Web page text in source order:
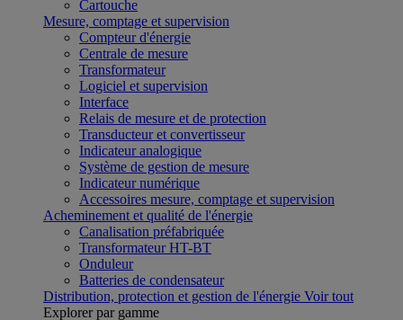
Cartouche
Mesure, comptage et supervision
Compteur d'énergie
Centrale de mesure
Transformateur
Logiciel et supervision
Interface
Relais de mesure et de protection
Transducteur et convertisseur
Indicateur analogique
Système de gestion de mesure
Indicateur numérique
Accessoires mesure, comptage et supervision
Acheminement et qualité de l'énergie
Canalisation préfabriquée
Transformateur HT-BT
Onduleur
Batteries de condensateur
Distribution, protection et gestion de l'énergie Voir tout
Explorer par gamme